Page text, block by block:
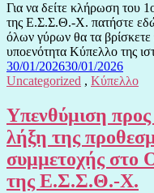
Για να δείτε κλήρωση του
της Ε.Σ.Σ.Θ.-Χ. πατήστε
όλων γύρων θα τα βρίσκετε
υποενότητα Κύπελλο της
30/01/202630/01/2026
Uncategorized , Κύπελλο
Υπενθύμιση
λήξη της
συμμετοχής στο
της Ε.Σ.Σ.Θ.-Χ.